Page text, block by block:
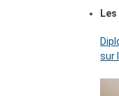
sur